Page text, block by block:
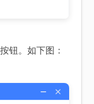
钮。如下图：